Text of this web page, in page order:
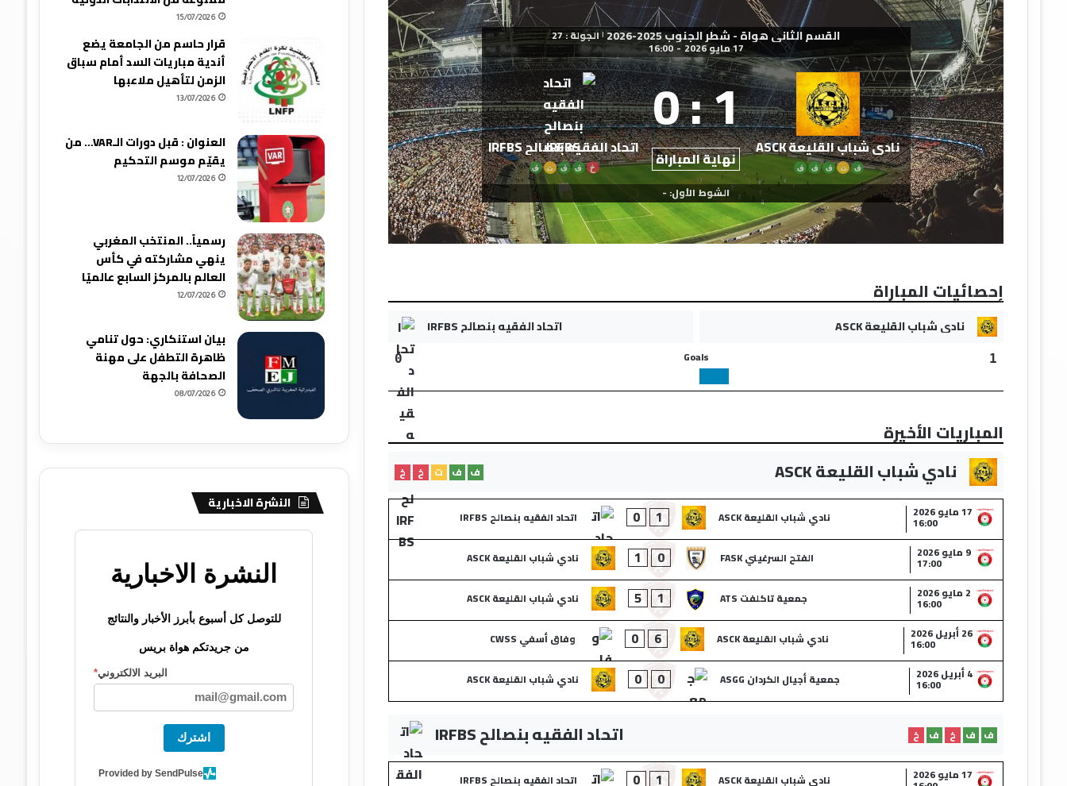
القسم الثاني هواة - شطر الجنوب 2025-2026 | الجولة : 27
17 مايو 2026 -
16:00
نادي شباب القليعة ASCK
ف ت ف ف ف
1
:
0
نهاية المباراة اتحاد الفقيه بنصالح IRFBS
خ ف ف ت ف
الشوط الأول: -
إحصائيات المباراة
نادي شباب القليعة ASCK اتحاد الفقيه بنصالح IRFBS
1
Goals
0
المباريات الأخيرة
نادي شباب القليعة ASCK
ف ف ت خ خ
17 مايو 2026
16:00 نادي شباب القليعة ASCK 1
0
اتحاد الفقيه بنصالح IRFBS
9 مايو 2026
17:00 الفتح السرغيني FASK 0
1
نادي شباب القليعة ASCK
2 مايو 2026
16:00 جمعية تاكلفت ATS 1
5
نادي شباب القليعة ASCK
26 أبريل 2026
16:00 نادي شباب القليعة ASCK 6
0
وفاق أسفي CWSS
4 أبريل 2026
16:00 جمعية أجيال الكردان ASGG 0
0 نادي شباب القليعة ASCK
اتحاد الفقيه بنصالح IRFBS ف ف خ ف خ
17 مايو 2026 نادي شباب القليعة ASCK 1
0
اتحاد الفقيه بنصالح IRFBS
15/07/2026
قرار حاسم من الجامعة يضع
أندية مباريات السد أمام سباق
الزمن لتأهيل ملاعبها
13/07/2026
العنوان : قبل دورات الـVAR… من
يقيّم موسم التحكيم
12/07/2026
رسمياً.. المنتخب المغربي
ينهي مشاركته في كأس
العالم بالمركز السابع عالميًا
12/07/2026
بيان استنكاري: حول تنامي
ظاهرة التطفل على مهنة
الصحافة بالجهة
08/07/2026
النشرة الاخبارية
النشرة الاخبارية
للتوصل كل أسبوع بأبرز الأخبار والنتائج
من جريدتكم هواة بريس
البريد الالكتروني*
اشترك
Provided by SendPulse